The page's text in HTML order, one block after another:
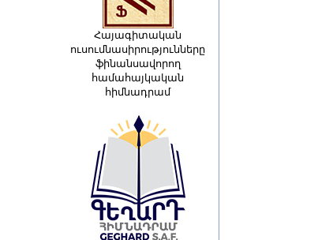
Հայագիտական
ուսումնասիրությունները
ֆինանսավորող
համահայկական
հիմնադրամ